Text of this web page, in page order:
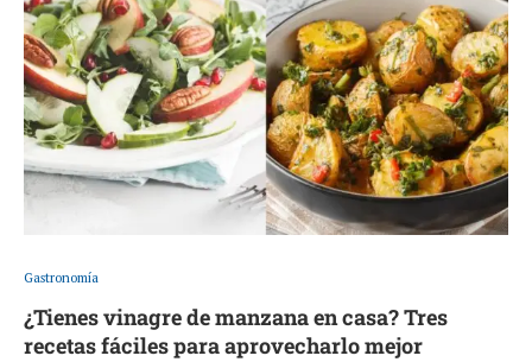
Gastronomía
¿Tienes vinagre de manzana en casa? Tres
recetas fáciles para aprovecharlo mejor